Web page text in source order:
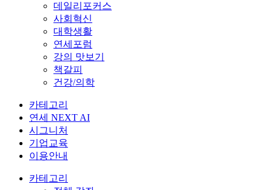
데일리포커스
사회혁신
대학생활
연세포럼
강의 맛보기
책갈피
건강/의학
카테고리
연세 NEXT AI
시그니처
기업교육
이용안내
카테고리